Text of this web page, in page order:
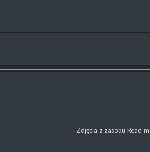
Zdjęcia z zasobu Read